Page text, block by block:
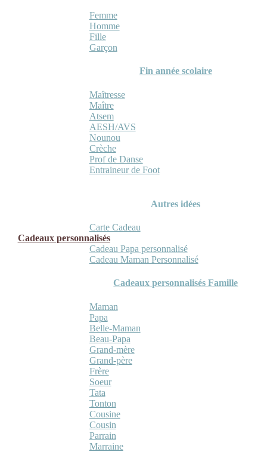
Femme
Homme
Fille
Garçon
Fin année scolaire
Maîtresse
Maître
Atsem
AESH/AVS
Nounou
Crèche
Prof de Danse
Entraineur de Foot
Autres idées
Carte Cadeau
Cadeaux personnalisés
Cadeau Papa personnalisé
Cadeau Maman Personnalisé
Cadeaux personnalisés Famille
Maman
Papa
Belle-Maman
Beau-Papa
Grand-mère
Grand-père
Frère
Soeur
Tata
Tonton
Cousine
Cousin
Parrain
Marraine